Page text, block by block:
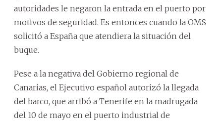
autoridades le negaron la entrada en el puerto por
motivos de seguridad. Es entonces cuando la OMS
solicitó a España que atendiera la situación del
buque.
Pese a la negativa del Gobierno regional de
Canarias, el Ejecutivo español autorizó la llegada
del barco, que arribó a Tenerife en la madrugada
del 10 de mayo en el puerto industrial de